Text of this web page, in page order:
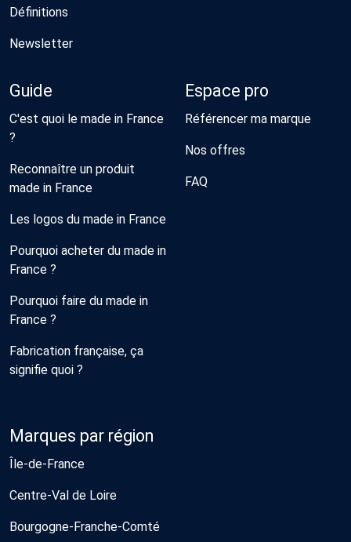
Définitions
Newsletter
Guide
C'est quoi le made in France
?
Reconnaître un produit
made in France
Les logos du made in France
Pourquoi acheter du made in
France ?
Pourquoi faire du made in
France ?
Fabrication française, ça
signifie quoi ?
Espace pro
Référencer ma marque
Nos offres
FAQ
Marques par région
Île-de-France
Centre-Val de Loire
Bourgogne-Franche-Comté